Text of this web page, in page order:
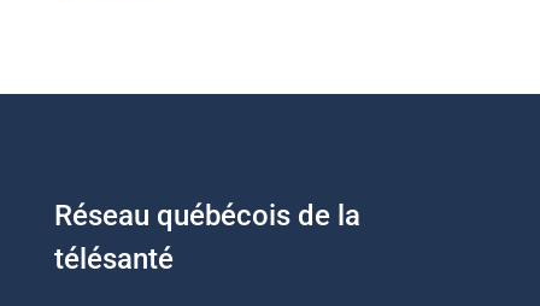
Réseau québécois de la
télésanté